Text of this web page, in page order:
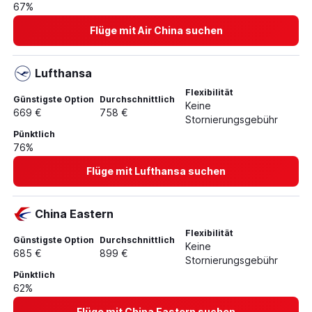
67%
Flüge mit Air China suchen
Lufthansa
Günstigste Option
669 €
Durchschnittlich
758 €
Flexibilität
Keine
Stornierungsgebühr
Pünktlich
76%
Flüge mit Lufthansa suchen
China Eastern
Günstigste Option
685 €
Durchschnittlich
899 €
Flexibilität
Keine
Stornierungsgebühr
Pünktlich
62%